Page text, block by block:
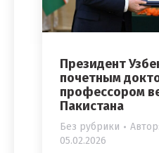
Президент
почетным
профессором
Пакистана
Без рубрики Автор:
05.02.2026